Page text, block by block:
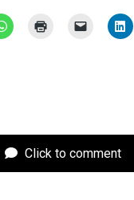
Click to comment